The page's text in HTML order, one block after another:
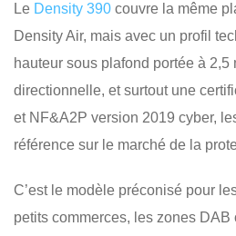
Le Density 390 couvre la même
Density Air, mais avec un profil
hauteur sous plafond portée à 2,5
directionnelle, et surtout une
et NF&A2P version 2019 cyber,
référence sur le marché de la
C’est le modèle préconisé pour
petits commerces, les zones DAB